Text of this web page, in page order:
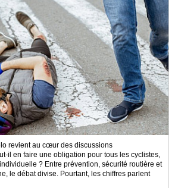
revient au cœur des discussions
il en faire une obligation pour tous les cyclistes,
? Entre prévention, sécurité routière et
le débat divise. Pourtant, les chiffres parlent